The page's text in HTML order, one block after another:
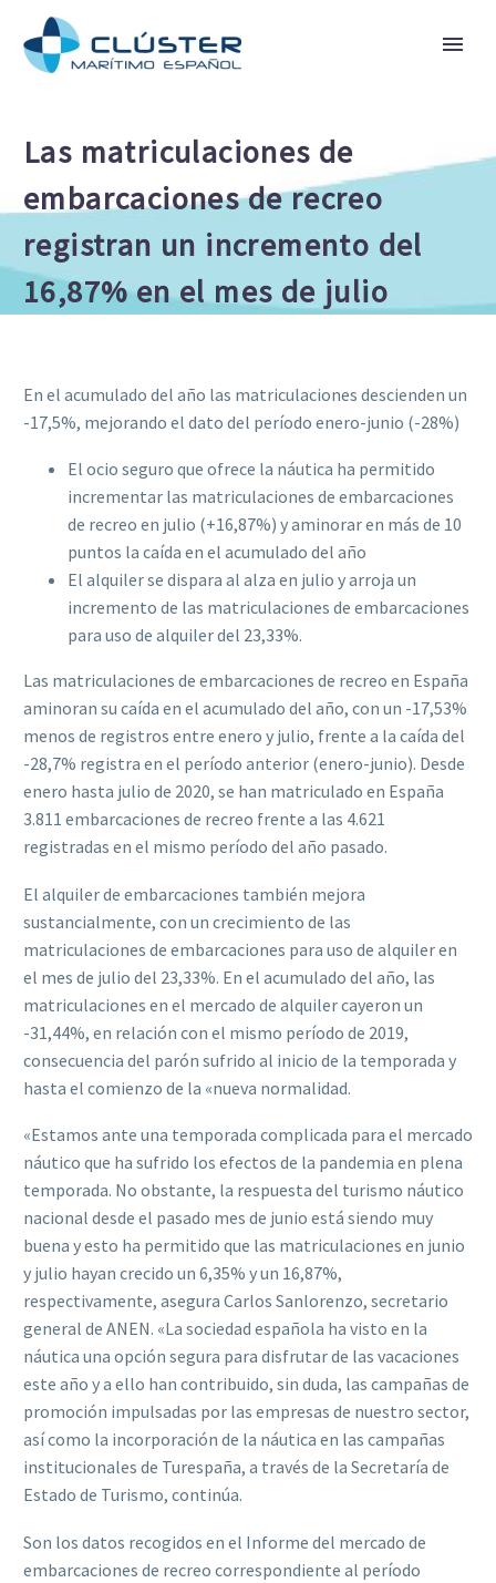
Las matriculaciones de
embarcaciones de recreo
registran un incremento del
16,87% en el mes de julio
En el acumulado del año las matriculaciones descienden un
-17,5%, mejorando el dato del período enero-junio (-28%)
El ocio seguro que ofrece la náutica ha permitido
incrementar las matriculaciones de embarcaciones
de recreo en julio (+16,87%) y aminorar en más de 10
puntos la caída en el acumulado del año
El alquiler se dispara al alza en julio y arroja un
incremento de las matriculaciones de embarcaciones
para uso de alquiler del 23,33%.
Las matriculaciones de embarcaciones de recreo en España
aminoran su caída en el acumulado del año, con un -17,53%
menos de registros entre enero y julio, frente a la caída del
-28,7% registra en el período anterior (enero-junio). Desde
enero hasta julio de 2020, se han matriculado en España
3.811 embarcaciones de recreo frente a las 4.621
registradas en el mismo período del año pasado.
El alquiler de embarcaciones también mejora
sustancialmente, con un crecimiento de las
matriculaciones de embarcaciones para uso de alquiler en
el mes de julio del 23,33%. En el acumulado del año, las
matriculaciones en el mercado de alquiler cayeron un
-31,44%, en relación con el mismo período de 2019,
consecuencia del parón sufrido al inicio de la temporada y
hasta el comienzo de la «nueva normalidad.
«Estamos ante una temporada complicada para el mercado
náutico que ha sufrido los efectos de la pandemia en plena
temporada. No obstante, la respuesta del turismo náutico
nacional desde el pasado mes de junio está siendo muy
buena y esto ha permitido que las matriculaciones en junio
y julio hayan crecido un 6,35% y un 16,87%,
respectivamente, asegura Carlos Sanlorenzo, secretario
general de ANEN. «La sociedad española ha visto en la
náutica una opción segura para disfrutar de las vacaciones
este año y a ello han contribuido, sin duda, las campañas de
promoción impulsadas por las empresas de nuestro sector,
así como la incorporación de la náutica en las campañas
institucionales de Turespaña, a través de la Secretaría de
Estado de Turismo, continúa.
Son los datos recogidos en el Informe del mercado de
embarcaciones de recreo correspondiente al período